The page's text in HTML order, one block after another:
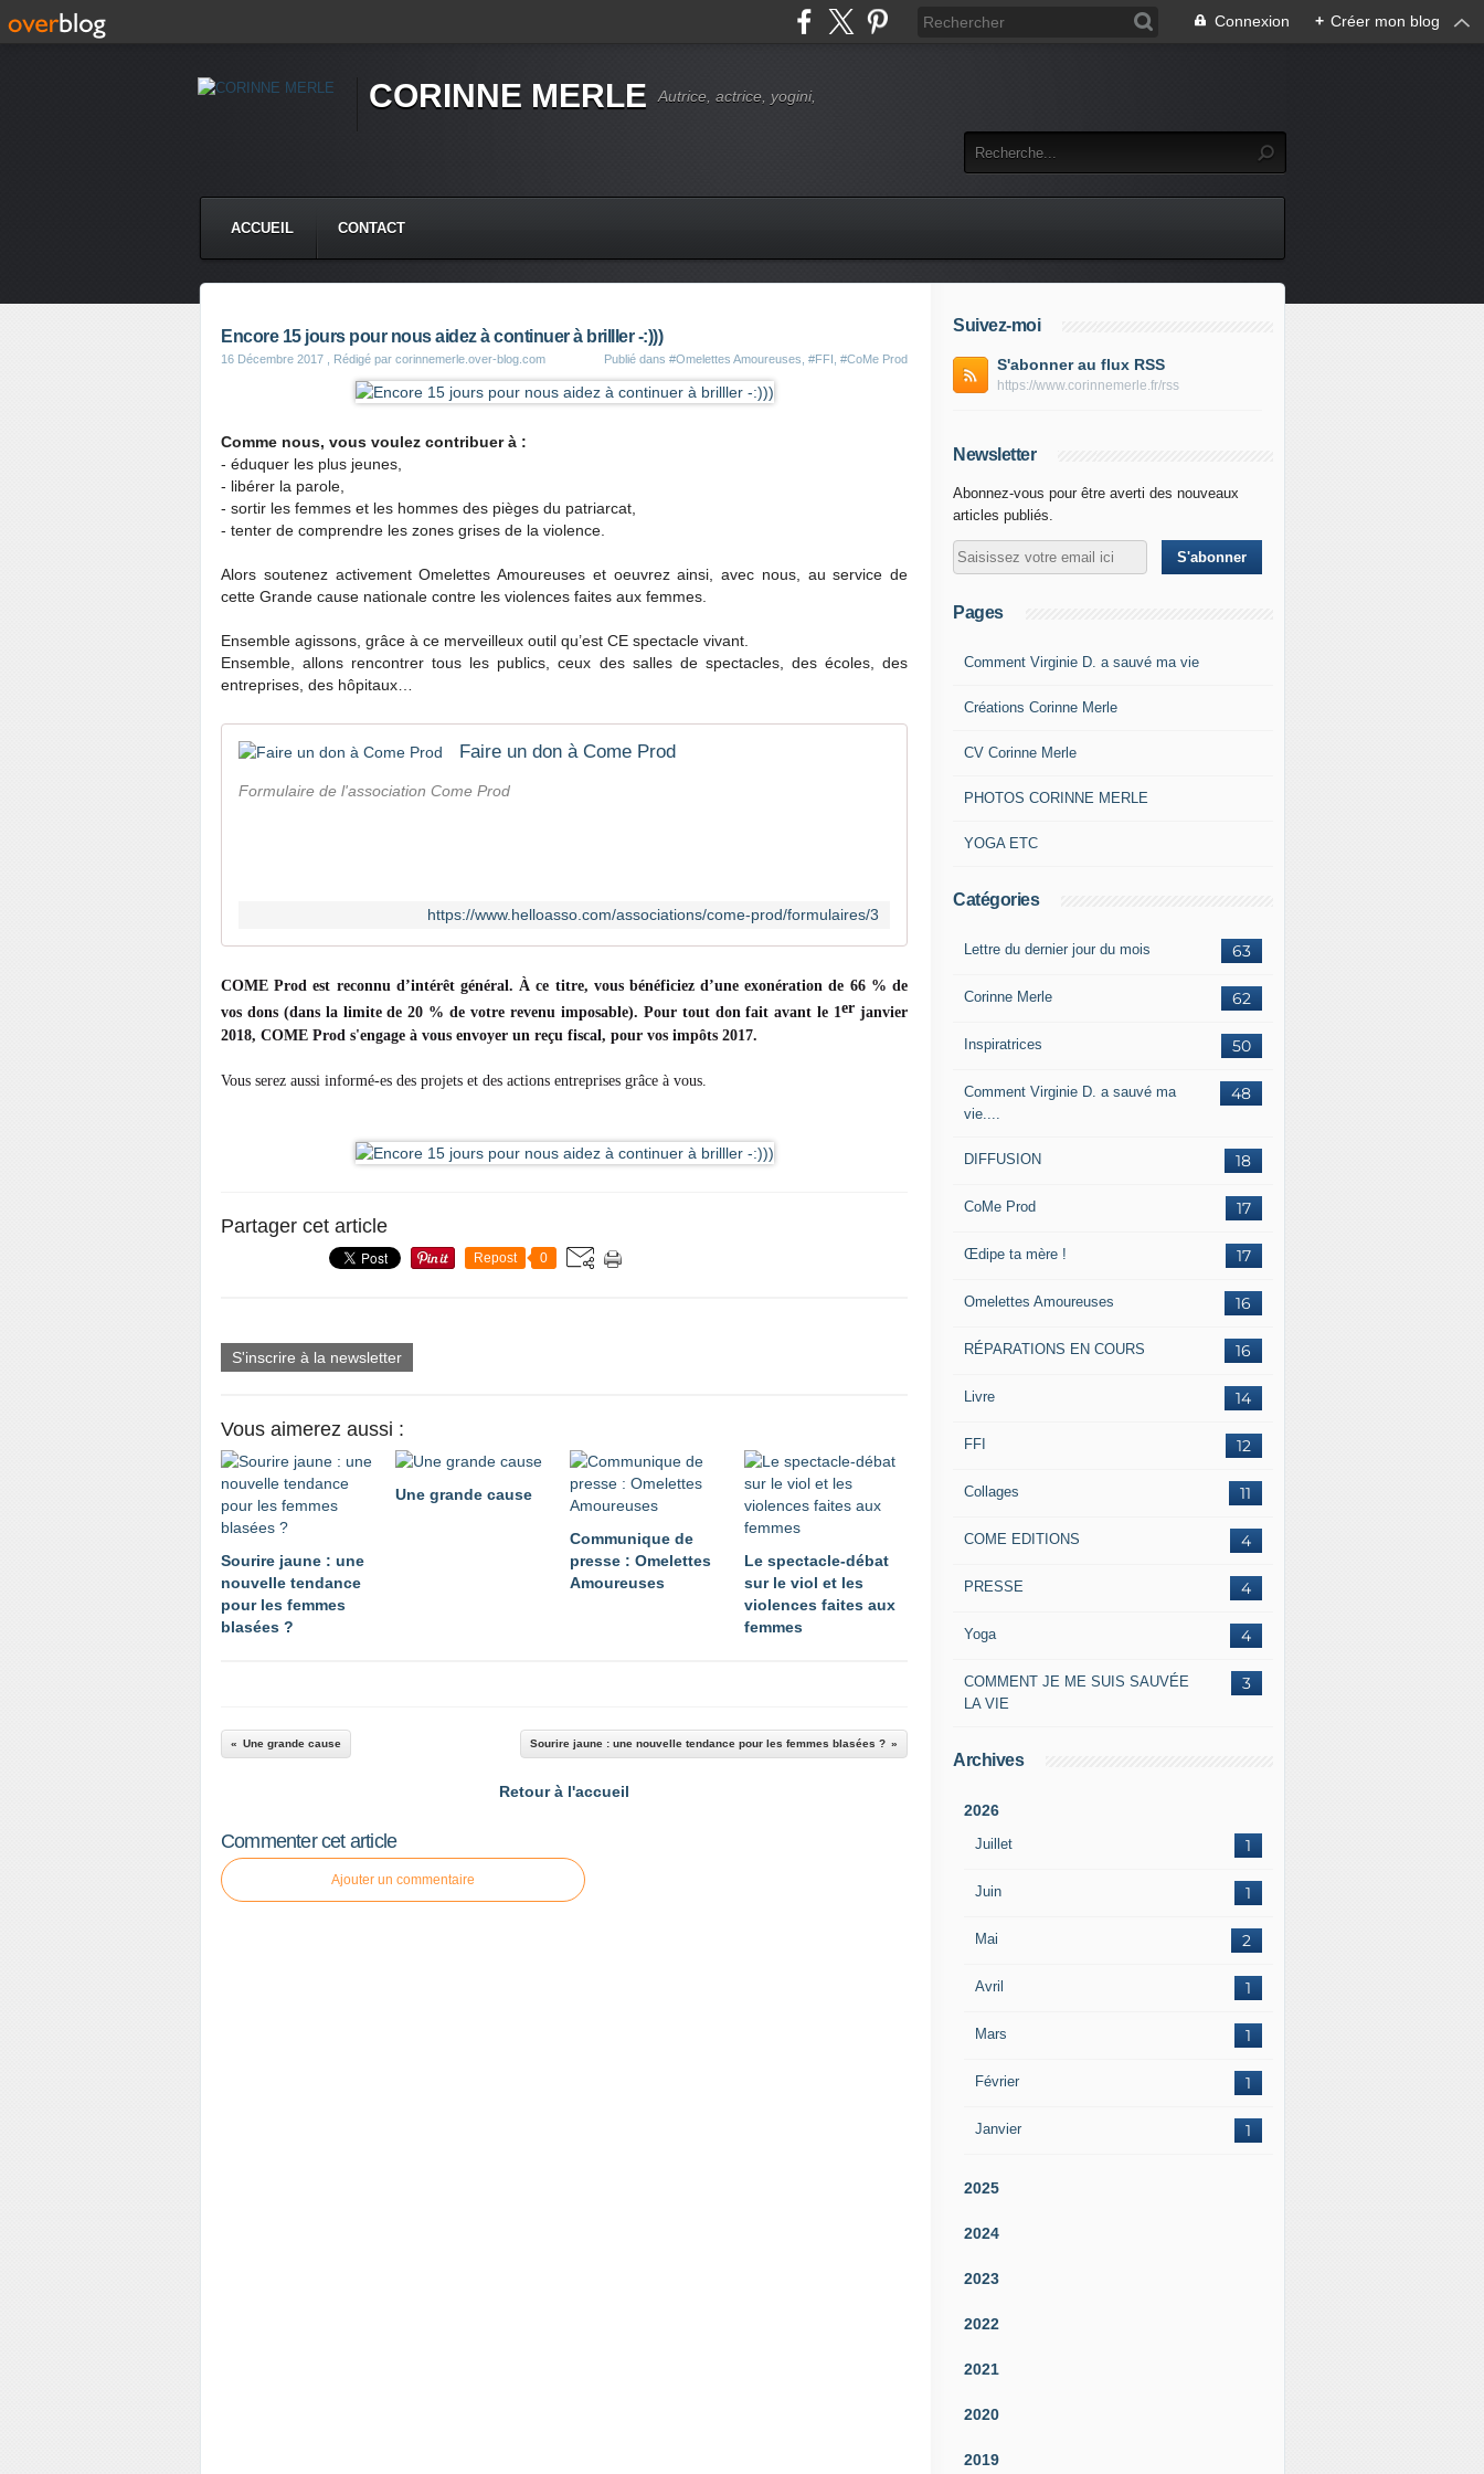
Connexion + Créer mon blog
CORINNE MERLE Autrice, actrice, yogini,
ACCUEIL CONTACT
Encore 15 jours pour nous aidez à continuer à brilller -:)))
16 Décembre 2017 , Rédigé par corinnemerle.over-blog.com Publié dans #Omelettes Amoureuses #FFI #CoMe Prod
Comme nous, vous voulez contribuer à :
- éduquer les plus jeunes,
- libérer la parole,
- sortir les femmes et les hommes des pièges du patriarcat,
- tenter de comprendre les zones grises de la violence.
Alors soutenez activement Omelettes Amoureuses et oeuvrez ainsi, avec nous, au service de
cette Grande cause nationale contre les violences faites aux femmes.
Ensemble agissons, grâce à ce merveilleux outil qu’est CE spectacle vivant.
Ensemble, allons rencontrer tous les publics, ceux des salles de spectacles, des écoles, des
entreprises, des hôpitaux…
Faire un don à Come Prod
Formulaire de l'association Come Prod
https://www.helloasso.com/associations/come-prod/formulaires/3
COME Prod est reconnu d’intérêt général. À ce titre, vous bénéficiez d’une exonération de 66 % de
vos dons (dans la limite de 20 % de votre revenu imposable). Pour tout don fait avant le 1erjanvier
2018, COME Prod s'engage à vous envoyer un reçu fiscal, pour vos impôts 2017.
Vous serez aussi informé-es des projets et des actions entreprises grâce à vous.
Partager cet article
Repost 0
S'inscrire à la newsletter
Vous aimerez aussi :
Sourire jaune : une
nouvelle tendance
pour les femmes
blasées ?
Une grande cause
Communique de
presse : Omelettes
Amoureuses
Le spectacle-débat
sur le viol et les
violences faites aux
femmes
Une grande cause Sourire jaune : une nouvelle tendance pour les femmes blasées ?
Retour à l'accueil
Commenter cet article
Ajouter un commentaire
Suivez-moi
S'abonner au flux RSS
https://www.corinnemerle.fr/rss
Newsletter
Abonnez-vous pour être averti des nouveaux
articles publiés.
Pages
Comment Virginie D. a sauvé ma vie
Créations Corinne Merle
CV Corinne Merle
PHOTOS CORINNE MERLE
YOGA ETC
Catégories
63
Lettre du dernier jour du mois
62
Corinne Merle
50
Inspiratrices
48
Comment Virginie D. a sauvé ma
vie....
18
DIFFUSION
17
CoMe Prod
17
Œdipe ta mère !
16
Omelettes Amoureuses
16
RÉPARATIONS EN COURS
14
Livre
12
FFI
11
Collages
4
COME EDITIONS
4
PRESSE
4
Yoga
3
COMMENT JE ME SUIS SAUVÉE
LA VIE
Archives
2026
Juillet 1
Juin 1
Mai 2
Avril 1
Mars 1
Février 1
Janvier 1
2025
2024
2023
2022
2021
2020
2019